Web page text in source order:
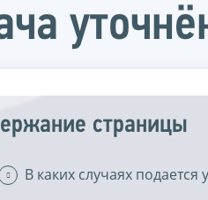
страницы
В каких случаях